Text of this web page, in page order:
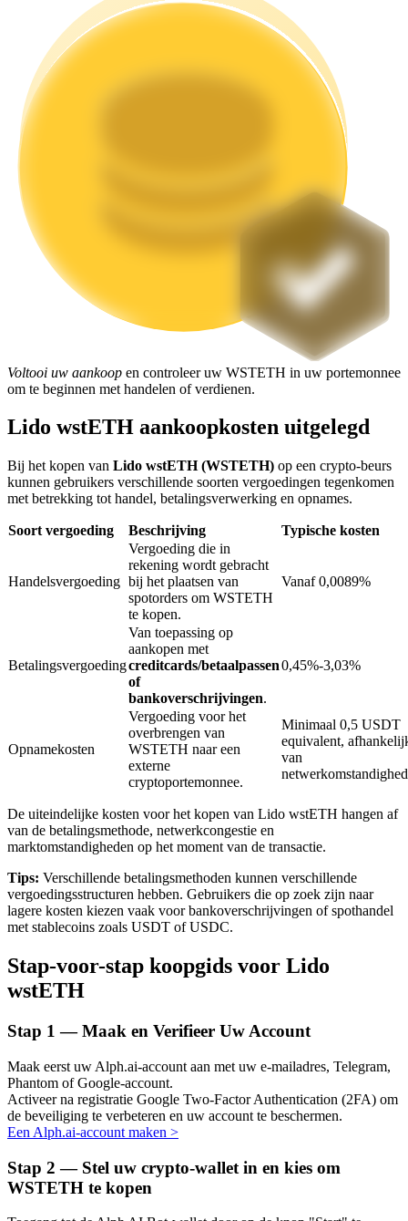
Uitzetten
Hoog rendement en directe toegang
Launchpool
Flexibel staken om populaire tokens te verdienen.
BTR-vergrendelingen
Exclusieve beleggingen voor BTR-houders
Door crypto ondersteunde leenservice
Auto Invest
Grijp langetermijnwinst en flexibele belangen
Leer staken
Bitrue
AI
Voltooi uw aankoop en controleer uw WSTETH in uw portemonnee
om te beginnen met handelen of verdienen.
Lido wstETH aankoopkosten uitgelegd
Bij het kopen van Lido wstETH (WSTETH) op een crypto-beurs
kunnen gebruikers verschillende soorten vergoedingen tegenkomen
met betrekking tot handel, betalingsverwerking en opnames.
Soort vergoeding Beschrijving Typische kosten
Handelsvergoeding
Vergoeding die in
rekening wordt gebracht
bij het plaatsen van
spotorders om WSTETH
te kopen.
Vanaf 0,0089%
Betalingsvergoeding
Van toepassing op
aankopen met
creditcards/betaalpassen
of
bankoverschrijvingen.
0,45%-3,03%
Opnamekosten
Vergoeding voor het
overbrengen van
WSTETH naar een
externe
cryptoportemonnee.
Minimaal 0,5 USDT
equivalent,
van
De uiteindelijke kosten voor het kopen van Lido wstETH hangen af
van de betalingsmethode, netwerkcongestie en
marktomstandigheden op het moment van de transactie.
Tips: Verschillende betalingsmethoden kunnen verschillende
vergoedingsstructuren hebben. Gebruikers die op zoek zijn naar
lagere kosten kiezen vaak voor bankoverschrijvingen of spothandel
met stablecoins zoals USDT of USDC.
Stap-voor-stap koopgids voor Lido
wstETH
Stap 1 —Maak en Verifieer Uw Account
Maak eerst uw Alph.ai-account aan met uw e-mailadres, Telegram,
Phantom of Google-account.
Activeer na registratie Google Two-Factor Authentication (2FA) om
de beveiliging te verbeteren en uw account te beschermen.
Een Alph.ai-account maken >
Stap 2 — Stel uw crypto-wallet in en kies om
WSTETH te kopen